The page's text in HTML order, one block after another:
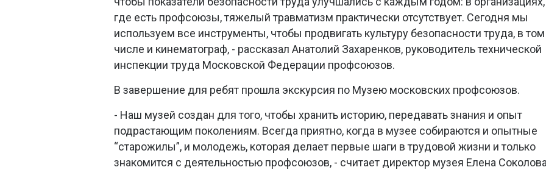
где есть профсоюзы, тяжелый травматизм практически отсутствует. Сегодня мы
используем все инструменты, чтобы продвигать культуру безопасности труда, в том
числе и кинематограф, - рассказал Анатолий Захаренков, руководитель технической
инспекции труда Московской Федерации профсоюзов.
В завершение для ребят прошла экскурсия по Музею московских профсоюзов.
- Наш музей создан для того, чтобы хранить историю, передавать знания и опыт
подрастающим поколениям. Всегда приятно, когда в музее собираются и опытные
“старожилы”, и молодежь, которая делает первые шаги в трудовой жизни и только
знакомится с деятельностью профсоюзов, - считает директор музея Елена